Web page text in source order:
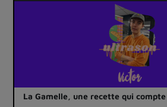
La Gamelle, une recette qui compte